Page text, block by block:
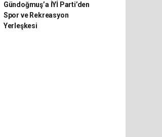
Gündoğmuş’a İYİ Parti’den
Spor ve Rekreasyon
Yerleşkesi